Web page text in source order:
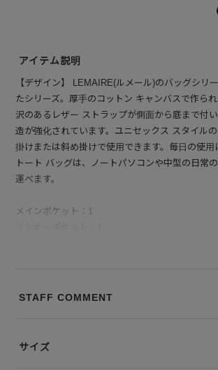
アイテム説明
【デザイン】 LEMAIRE(ルメール)のバッグシリ
たシリーズ。厚手のコットン キャンバスで作ら
沢のあるレザー ストラップが側面から底まで付
造が強化されています。ユニセックス スタイル
掛けまたは斜め掛けで使用できます。毎日の使用
トート バッグは、ノートパソコンや中型の日常
運べます。
メインポケット：1
STAFF COMMENT
サイズ